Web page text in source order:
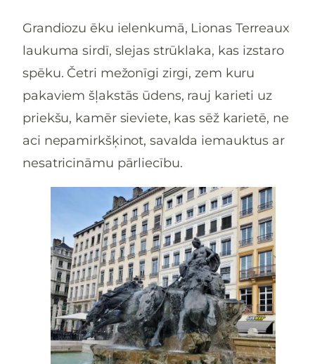
Grandiozu ēku ielenkumā, Lionas Terreaux
laukuma sirdī, slejas strūklaka, kas izstaro
spēku. Četri mežonīgi zirgi, zem kuru
pakaviem šļakstās ūdens, rauj karieti uz
priekšu, kamēr sieviete, kas sēž karietē, ne
aci nepamirkšķinot, savalda iemauktus ar
nesatricināmu pārliecību.